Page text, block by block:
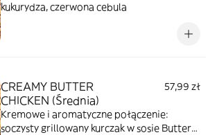
kukurydza, czerwona cebula
CREAMY BUTTER
CHICKEN (Średnia)
57,99 zł
Kremowe i aromatyczne połączenie:
soczysty grillowany kurczak w sosie Butter